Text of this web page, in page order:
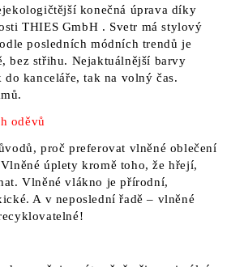
konečná úprava díky
THIES GmbH . Svetr má stylový
posledních módních trendů je
bez střihu. Nejaktuálnější barvy
do kanceláře, tak na volný čas.
oděvů
proč preferovat vlněné oblečení
úplety kromě toho, že hřejí,
Vlněné vlákno je přírodní,
A v neposlední řadě – vlněné